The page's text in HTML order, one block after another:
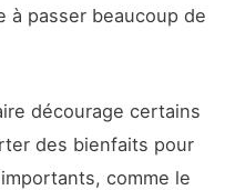
à passer beaucoup de
décourage certains
des bienfaits pour
comme le